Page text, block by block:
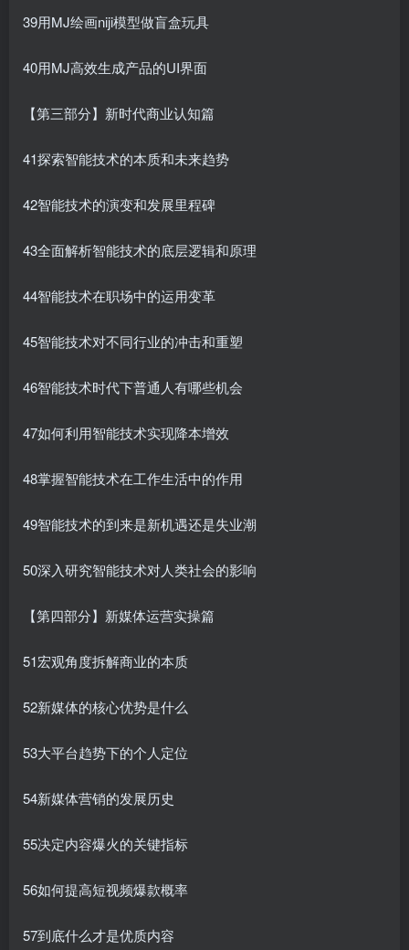
39用MJ绘画niji模型做盲盒玩具
40用MJ高效生成产品的UI界面
【第三部分】新时代商业认知篇
41探索智能技术的本质和未来趋势
42智能技术的演变和发展里程碑
43全面解析智能技术的底层逻辑和原理
44智能技术在职场中的运用变革
45智能技术对不同行业的冲击和重塑
46智能技术时代下普通人有哪些机会
47如何利用智能技术实现降本增效
48掌握智能技术在工作生活中的作用
49智能技术的到来是新机遇还是失业潮
50深入研究智能技术对人类社会的影响
【第四部分】新媒体运营实操篇
51宏观角度拆解商业的本质
52新媒体的核心优势是什么
53大平台趋势下的个人定位
54新媒体营销的发展历史
55决定内容爆火的关键指标
56如何提高短视频爆款概率
57到底什么才是优质内容